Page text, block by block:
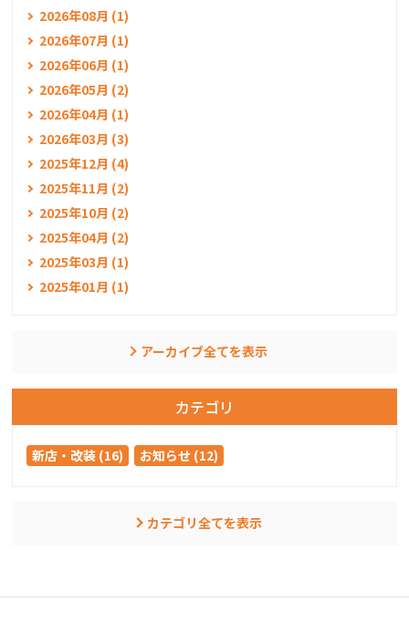
2026年08月 (1)
2026年07月 (1)
2026年06月 (1)
2026年05月 (2)
2026年04月 (1)
2026年03月 (3)
2025年12月 (4)
2025年11月 (2)
2025年10月 (2)
2025年04月 (2)
2025年03月 (1)
2025年01月 (1)
アーカイブ全てを表示
カテゴリ
新店・改装 (16) お知らせ (12)
カテゴリ全てを表示